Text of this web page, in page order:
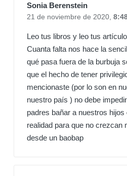
Sonia Berenstein
21 de noviembre de 2020,
Leo tus libros y leo tus
Cuanta falta nos hace la
qué pasa fuera de la burbuja
que el hecho de tener
mencionaste (por lo son en
nuestro país ) no debe
padres bañar a nuestros hijos
realidad para que no crezcan
desde un baobap